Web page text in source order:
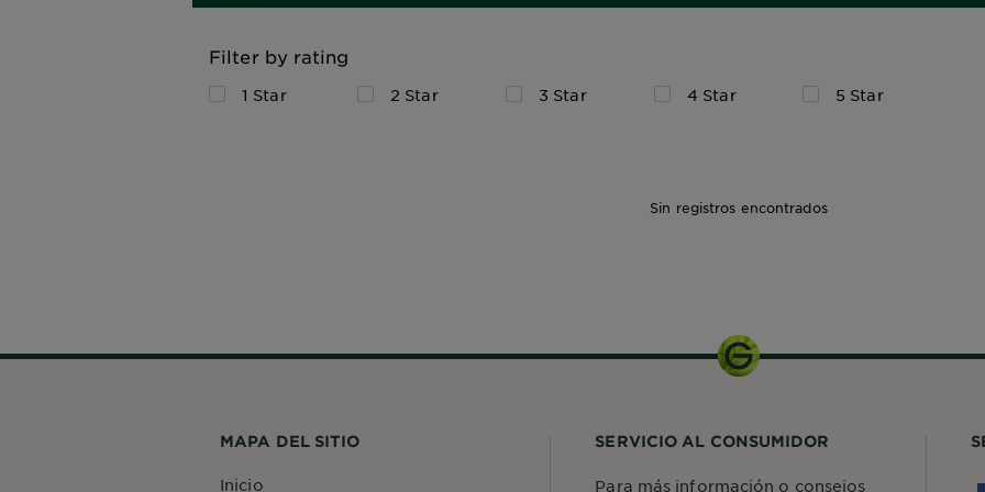
Filter by rating
1 Star 2 Star 3 Star 4 Star 5 Star
Sin registros encontrados
MAPA DEL SITIO
Inicio
SERVICIO AL CONSUMIDOR
Para más información o consejos